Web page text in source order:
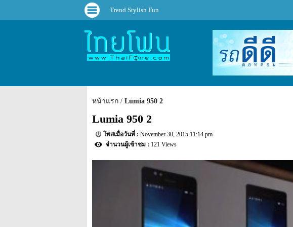
Trend Stylish Fun
หน้าแรก Lumia 950 2
Lumia 950 2
November 30, 2015 11:14 pm
121 Views